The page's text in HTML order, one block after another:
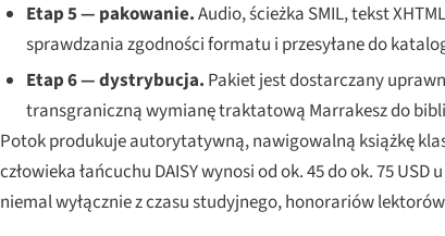
Etap 5 — pakowanie.Audio, ścieżka SMIL, tekst
sprawdzania zgodności formatu i przesyłane do
Etap 6 — dystrybucja. Pakiet jest dostarczany
transgraniczną wymianę traktatową Marrakesz do
Potok produkuje autorytatywną, nawi­go­walną książkę
człowieka łańcuchu DAISY wynosi od ok. 45 do ok. 75
niemal wyłącznie z czasu studyjnego, honorariów